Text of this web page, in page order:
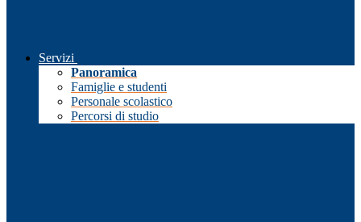
Servizi
Panoramica
Famiglie e studenti
Personale scolastico
Percorsi di studio